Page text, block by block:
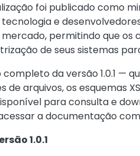
foi publicado como
e
permitindo que
de seus sistemas
da versão 1.0.1 —
de arquivos, os esquemas
para consulta e
a documentação
1.0.1